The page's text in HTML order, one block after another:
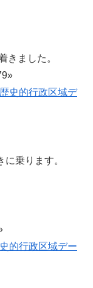
きました。
史的行政区域デ
乗ります。
的行政区域デー